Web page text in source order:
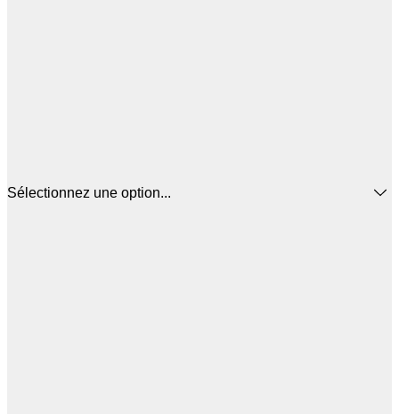
Sélectionnez une option...